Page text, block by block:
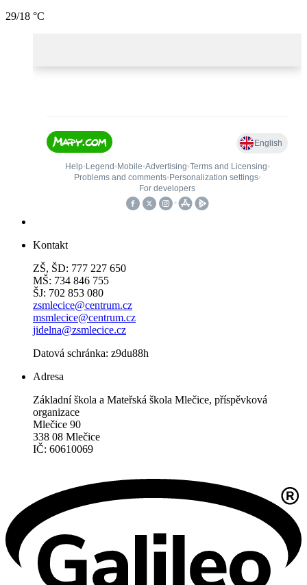
29/18 °C
Kontakt
ZŠ, ŠD: 777 227 650
MŠ: 734 846 755
ŠJ: 702 853 080
zsmlecice@centrum.cz
msmlecice@centrum.cz
jidelna@zsmlecice.cz
Datová schránka: z9du88h
Adresa
Základní škola a Mateřská škola Mlečice, příspěvková
organizace
Mlečice 90
338 08 Mlečice
IČ: 60610069